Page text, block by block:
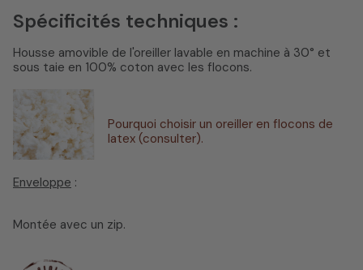
Spécificités techniques :
Housse amovible de l'oreiller lavable en machine à 30° et
sous taie en 100% coton avec les flocons.
Pourquoi choisir un oreiller en flocons de
latex (consulter).
Enveloppe :
Montée avec un zip.